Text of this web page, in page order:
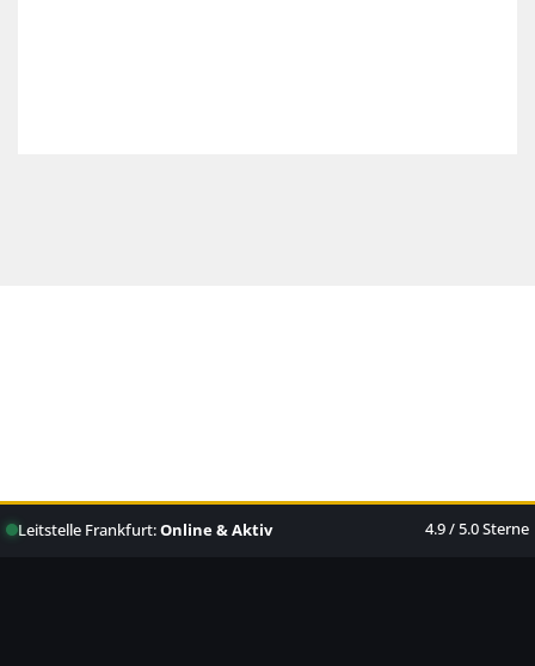
Leitstelle Frankfurt:Online & Aktiv 4.9 / 5.0 Sterne